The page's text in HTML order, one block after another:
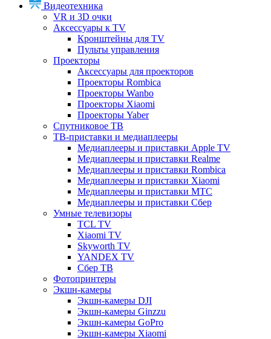
Видеотехника
VR и 3D очки
Аксессуары к TV
Кронштейны для TV
Пульты управления
Проекторы
Аксессуары для проекторов
Проекторы Rombica
Проекторы Wanbo
Проекторы Xiaomi
Проекторы Yaber
Спутниковое ТВ
ТВ-приставки и медиаплееры
Медиаплееры и приставки Apple TV
Медиаплееры и приставки Realme
Медиаплееры и приставки Rombica
Медиаплееры и приставки Xiaomi
Медиаплееры и приставки МТС
Медиаплееры и приставки Сбер
Умные телевизоры
TCL TV
Xiaomi TV
Skyworth TV
YANDEX TV
Сбер ТВ
Фотопринтеры
Экшн-камеры
Экшн-камеры DJI
Экшн-камеры Ginzzu
Экшн-камеры GoPro
Экшн-камеры Xiaomi